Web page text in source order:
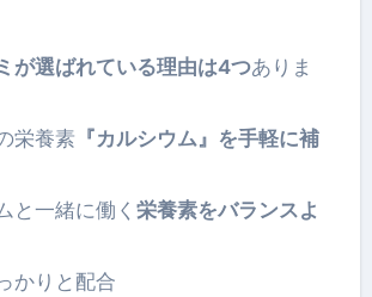
が選ばれている理由は4つありま
栄養素 『カルシウム』を手軽に補
と一緒に働く 栄養素をバランスよ
かりと配合